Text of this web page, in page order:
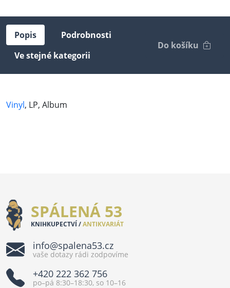
Popis
Podrobnosti
Ve stejné kategorii
Do košíku
Vinyl, LP, Album
SPÁLENÁ 53
KNIHKUPECTVÍ /ANTIKVARIÁT
info@spalena53.cz
vaše dotazy rádi zodpovíme
+420 222 362 756
po–pá 8:30–18:30, so 10–16